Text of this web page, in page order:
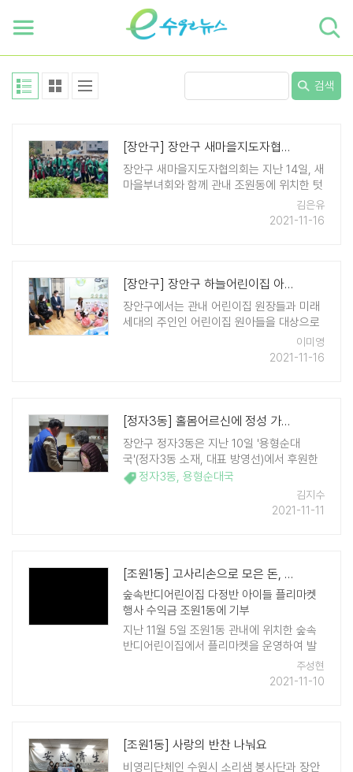
검색
[장안구] 장안구 새마을지도자협의회, 사랑의 무 수확 나눔
장안구 새마을지도자협의회는 지난 14일, 새
마을부녀회와 함께 관내 조원동에 위치한 텃
밭에서 정성껏 심은 무를 수확했다. 이 날 활
동은 휴경지에 감자, 배추 등 작물을 재배해
김은유
2021-11-16
[장안구] 장안구 하늘어린이집 아이들의 외침 "북극곰의 눈물을 닦어주세요"
장안구에서는 관내 어린이집 원장들과 미래
세대의 주인인 어린이집 원아들을 대상으로
한 환경보호 교육을 진행중이다. 지난 11일
조원동 하늘어린이집에서는 "북극곰의 눈물
이미영
2021-11-16
[정자3동] 홀몸어르신에 정성 가득 순댓국 전달
장안구 정자3동은 지난 10일 '용형순대
국'(정자3동 소재, 대표 방영선)에서 후원한
순댓국을 관내 저소득 홀몸어르신 5가구에
전달했다. 정자3동 맞춤형복지팀은 푸짐하
고 정성스럽게 포장된 순댓국을 방문 전달하
정자3동, 용형순대국
김지수
2021-11-11
[조원1동] 고사리손으로 모은 돈, 기부했어요
숲속반디어린이집 다정반 아이들 플리마켓
행사 수익금 조원1동에 기부
지난 11월 5일 조원1동 관내에 위치한 숲속
반디어린이집에서 플리마켓을 운영하여 발
생한 수익금 11만원을 행정복지센터 이웃돕
기 창구를 통해 기부했다. 이장희 원장은 플
주성현
2021-11-10
[조원1동] 사랑의 반찬 나눠요
비영리단체인 수원시 소리샘 봉사단과 장안